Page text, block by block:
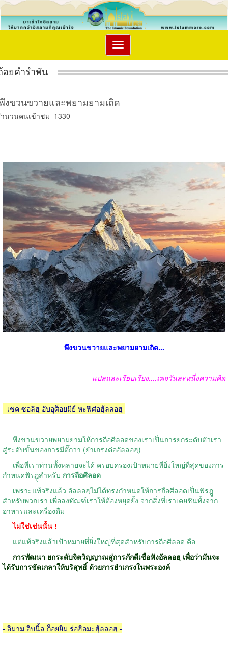
Toggle
navigation
อยคำรำพัน
งขวนขวายและพยามยามเถิด
นวนคนเข้าชม 1330
พึงขวนขวายและพยามยามเถิด...
แปลและเรียบเรียง....เพจวันละหนึ่งความคิด
- เชค ซอลิฮฺ อับอุศ็อยมีย์ หะฟิศ่อฮุ้ลลอฮฺ-
พึงขวนขวายพยามยามให้การถือศีลอดของเราเป็นการยกระดับตัวเรา
สู่ระดับขั้นของการมีตั๊กวา (ยำเกรงต่ออัลลอฮฺ)
เพื่อที่เราท่านทั้งหลายจะได้ ครอบครองเป้าหมายที่ยิ่งใหญ่ที่สุดของการ
กำหนดฟัรฎูสำหรับ การถือศีลอด
เพราะแท้จริงแล้ว อัลลอฮฺไม่ได้ทรงกำหนดให้การถือศีลอดเป็นฟัรฎู
สำหรับพวกเรา เพื่อลงทัณฑ์เราให้ต้องหยุดยั้ง จากสิ่งที่เราเคยชินทั้งจาก
อาหารและเครื่องดื่ม
ไม่ใช่เช่นนั้น !
แต่แท้จริงแล้วเป้าหมายที่ยิ่งใหญ่ที่สุดสำหรับการถือศีลอด คือ
การพัฒนา ยกระดับจิตวิญญาณสู่การภักดีเชื่อฟังอัลลอฮฺ เพื่อว่ามันจะ
ได้รับการขัดเกลาให้บริสุทธิ์ ด้วยการยำเกรงในพระองค์
- อิมาม อิบนิ้ล ก็อยยิม ร่อฮิอมะฮุ้ลลอฮฺ -